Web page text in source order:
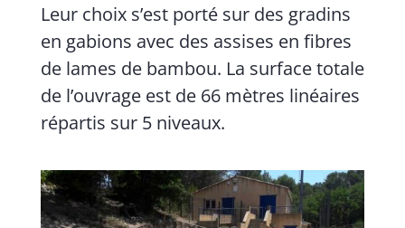
Leur choix s’est porté sur des gradins
en gabions avec des assises en fibres
de lames de bambou. La surface totale
de l’ouvrage est de 66 mètres linéaires
répartis sur 5 niveaux.